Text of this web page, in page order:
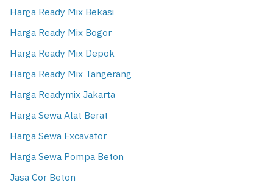
Harga Ready Mix Bekasi
Harga Ready Mix Bogor
Harga Ready Mix Depok
Harga Ready Mix Tangerang
Harga Readymix Jakarta
Harga Sewa Alat Berat
Harga Sewa Excavator
Harga Sewa Pompa Beton
Jasa Cor Beton